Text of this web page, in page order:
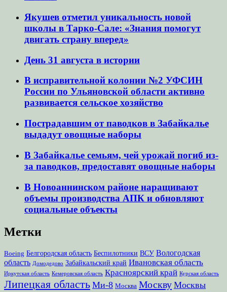
Якушев отметил уникальность новой
школы в Тарко-Сале: «Знания помогут
двигать страну вперед»
День 31 августа в истории
В исправительной колонии №2 УФСИН
России по Ульяновской области активно
развивается сельское хозяйство
Пострадавшим от паводков в Забайкалье
выдадут овощные наборы
В Забайкалье семьям, чей урожай погиб из-
за паводков, предоставят овощные наборы
В Новоаннинском районе наращивают
объемы производства АПК и обновляют
социальные объекты
Метки
Boeing Белгородская область Беспилотники ВСУ Вологодская
область Домодедово Забайкальский край Ивановская область
Иркутская область Кемеровская область Красноярский край Курская область
Липецкая область Ми-8 Москва Москву Москвы